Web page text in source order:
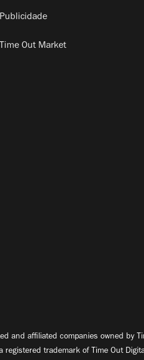
Publicidade
Time Out Market
and affiliated companies owned by
registered trademark of Time Out